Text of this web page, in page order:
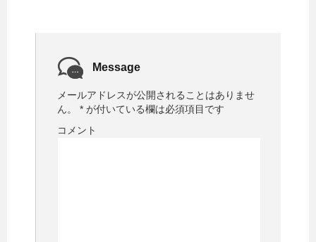
Message
メールアドレスが公開されることはありませ
ん。
* が付いている欄は必須項目です
コメント